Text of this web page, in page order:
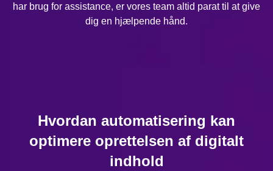
har brug for assistance, er vores team altid parat til at give
dig en hjælpende hånd.
Hvordan automatisering kan
optimere oprettelsen af digitalt
indhold